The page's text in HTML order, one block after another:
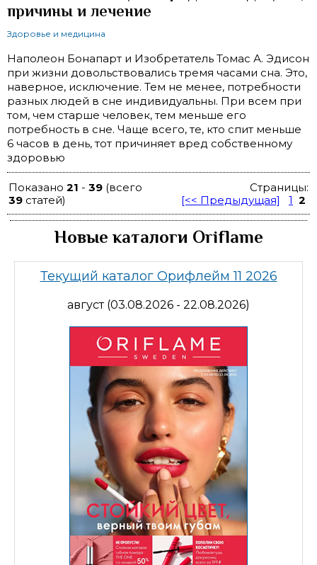
причины и лечение
Здоровье и медицина
Наполеон Бонапарт и Изобретатель Томас А. Эдисон
при жизни довольствовались тремя часами сна. Это,
наверное, исключение. Тем не менее, потребности
разных людей в сне индивидуальны. При всем при
том, чем старше человек, тем меньше его
потребность в сне. Чаще всего, те, кто спит меньше
6 часов в день, тот причиняет вред собственному
здоровью
Показано 21 - 39 (всего
39 статей)
Страницы:
[<< Предыдущая]
1 2
Новые каталоги Oriflame
Текущий каталог Орифлейм 11 2026
август (03.08.2026 - 22.08.2026)